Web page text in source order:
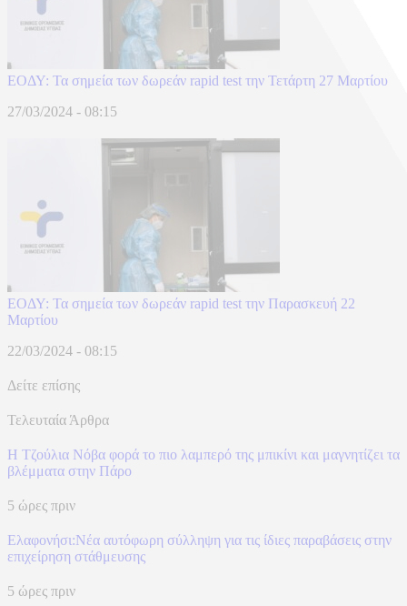
ΕΟΔΥ: Τα σημεία των δωρεάν rapid test την Τετάρτη 27 Μαρτίου
27/03/2024 - 08:15
ΕΟΔΥ: Τα σημεία των δωρεάν rapid test την Παρασκευή 22
Μαρτίου
22/03/2024 - 08:15
Δείτε επίσης
Τελευταία Άρθρα
Η Τζούλια Νόβα φορά το πιο λαμπερό της μπικίνι και μαγνητίζει τα
βλέμματα στην Πάρο
5 ώρες πριν
Ελαφονήσι:Νέα αυτόφωρη σύλληψη για τις ίδιες παραβάσεις στην
επιχείρηση στάθμευσης
5 ώρες πριν